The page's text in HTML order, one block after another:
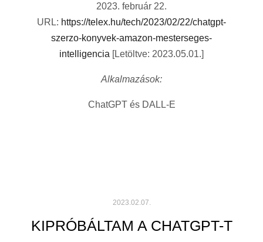
2023. február 22.
URL: https://telex.hu/tech/2023/02/22/chatgpt-
szerzo-konyvek-amazon-mesterseges-
intelligencia [Letöltve: 2023.05.01.]
Alkalmazások:
ChatGPT és DALL-E
2023.02.07.
KIPRÓBÁLTAM A CHATGPT-T